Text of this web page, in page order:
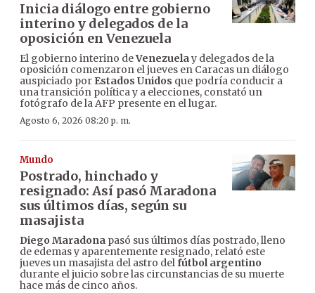
Inicia diálogo entre gobierno
interino y delegados de la
oposición en Venezuela
El gobierno interino deVenezuelay delegados de la
oposición comenzaron el jueves en Caracas un diálogo
auspiciado por Estados Unidos que podría conducir a
una transición política y a elecciones, constató un
fotógrafo de la AFP presente en el lugar.
Agosto 6, 2026 08:20 p. m.
Mundo
Postrado, hinchado y
resignado: Así pasó Maradona
sus últimos días, según su
masajista
Diego Maradona pasó sus últimos días postrado, lleno
de edemas y aparentemente resignado, relató este
jueves un masajista del astro delfútbol argentino
durante el juicio sobre las circunstancias de su muerte
hace más de cinco años.